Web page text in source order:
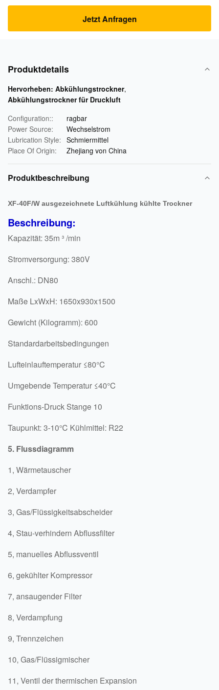
Jetzt Anfragen
Produktdetails
Hervorheben: Abkühlungstrockner,
Abkühlungstrockner für Druckluft
Configuration::
ragbar
Power Source:
Wechselstrom
Lubrication Style: Schmiermittel
Place Of Origin:
Zhejiang von China
Produktbeschreibung
XF-40F/W ausgezeichnete Luftkühlung kühlte Trockner
Beschreibung:
Kapazität: 35m ³ /min
Stromversorgung: 380V
Anschl.: DN80
Maße LxWxH: 1650x930x1500
Gewicht (Kilogramm): 600
Standardarbeitsbedingungen
Lufteinlauftemperatur ≤80°C
Umgebende Temperatur ≤40°C
Funktions-Druck Stange 10
Taupunkt: 3-10°C Kühlmittel: R22
5. Flussdiagramm
1, Wärmetauscher
2, Verdampfer
3, Gas/Flüssigkeitsabscheider
4, Stau-verhindern Abflussfilter
5, manuelles Abflussventil
6, gekühlter Kompressor
7, ansaugender Filter
8, Verdampfung
9, Trennzeichen
10, Gas/Flüssigmischer
11, Ventil der thermischen Expansion